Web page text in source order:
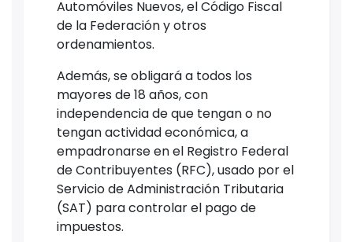
Automóviles Nuevos, el Código Fiscal
de la Federación y otros
ordenamientos.
Además, se obligará a todos los
mayores de 18 años, con
independencia de que tengan o no
tengan actividad económica, a
empadronarse en el Registro Federal
de Contribuyentes (RFC), usado por el
Servicio de Administración Tributaria
(SAT) para controlar el pago de
impuestos.